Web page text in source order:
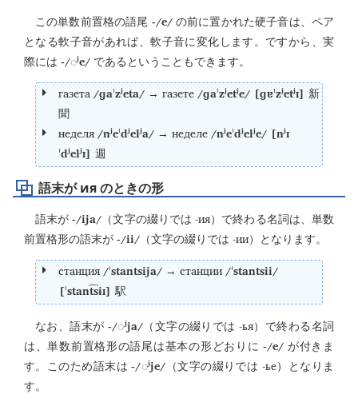
この単数前置格の語尾 -/e/の前に置かれた硬子音は、ペア
となる軟子音があれば、軟子音に変化します。ですから、実
際には -/◌ʲe/ であるということもできます。
газета/ɡaˈzʲeta/→ газете/ɡaˈzʲetʲe/ [ɡɐˈzʲetʲɪ] 新
聞
неделя/nʲeˈdʲelʲa/→ неделе/nʲeˈdʲelʲe/ [nʲɪ
ˈdʲelʲɪ] 週
語末が ия のときの形
語末が-/ija/ （文字の綴りでは-ия）で終わる名詞は、単数
前置格形の語末が -/ii/ （文字の綴りでは -ии）となります。
станция/ˈstantsija/→ станции/ˈstantsii/
[ˈstant͡sɨɪ] 駅
なお、語末が -/◌ʲja/（文字の綴りでは-ья）で終わる名詞
は、単数前置格形の語尾は基本の形どおりに-/e/ が付きま
す。このため語末は-/◌ʲje/ （文字の綴りでは -ье）となりま
す。